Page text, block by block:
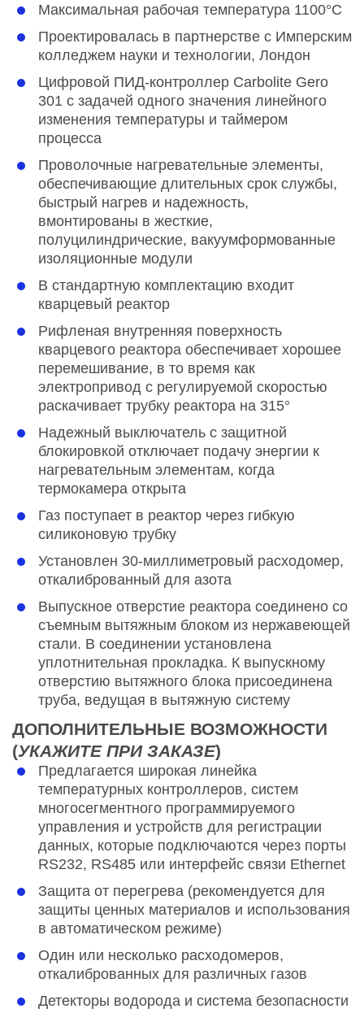
Максимальная рабочая температура 1100°C
Проектировалась в партнерстве с Имперским
колледжем науки и технологии, Лондон
Цифровой ПИД-контроллер Carbolite Gero
301 с задачей одного значения линейного
изменения температуры и таймером
процесса
Проволочные нагревательные элементы,
обеспечивающие длительных срок службы,
быстрый нагрев и надежность,
вмонтированы в жесткие,
полуцилиндрические, вакуумформованные
изоляционные модули
В стандартную комплектацию входит
кварцевый реактор
Рифленая внутренняя поверхность
кварцевого реактора обеспечивает хорошее
перемешивание, в то время как
электропривод с регулируемой скоростью
раскачивает трубку реактора на 315°
Надежный выключатель с защитной
блокировкой отключает подачу энергии к
нагревательным элементам, когда
термокамера открыта
Газ поступает в реактор через гибкую
силиконовую трубку
Установлен 30-миллиметровый расходомер,
откалиброванный для азота
Выпускное отверстие реактора соединено со
съемным вытяжным блоком из нержавеющей
стали. В соединении установлена
уплотнительная прокладка. К выпускному
отверстию вытяжного блока присоединена
труба, ведущая в вытяжную систему
ДОПОЛНИТЕЛЬНЫЕ ВОЗМОЖНОСТИ
(УКАЖИТЕ ПРИ ЗАКАЗЕ)
Предлагается широкая линейка
температурных контроллеров, систем
многосегментного программируемого
управления и устройств для регистрации
данных, которые подключаются через порты
RS232, RS485 или интерфейс связи Ethernet
Защита от перегрева (рекомендуется для
защиты ценных материалов и использования
в автоматическом режиме)
Один или несколько расходомеров,
откалиброванных для различных газов
Детекторы водорода и система безопасности